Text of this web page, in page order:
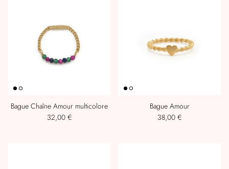
Bague Chaîne Amour multicolore
32,00 €
Bague Amour
38,00 €